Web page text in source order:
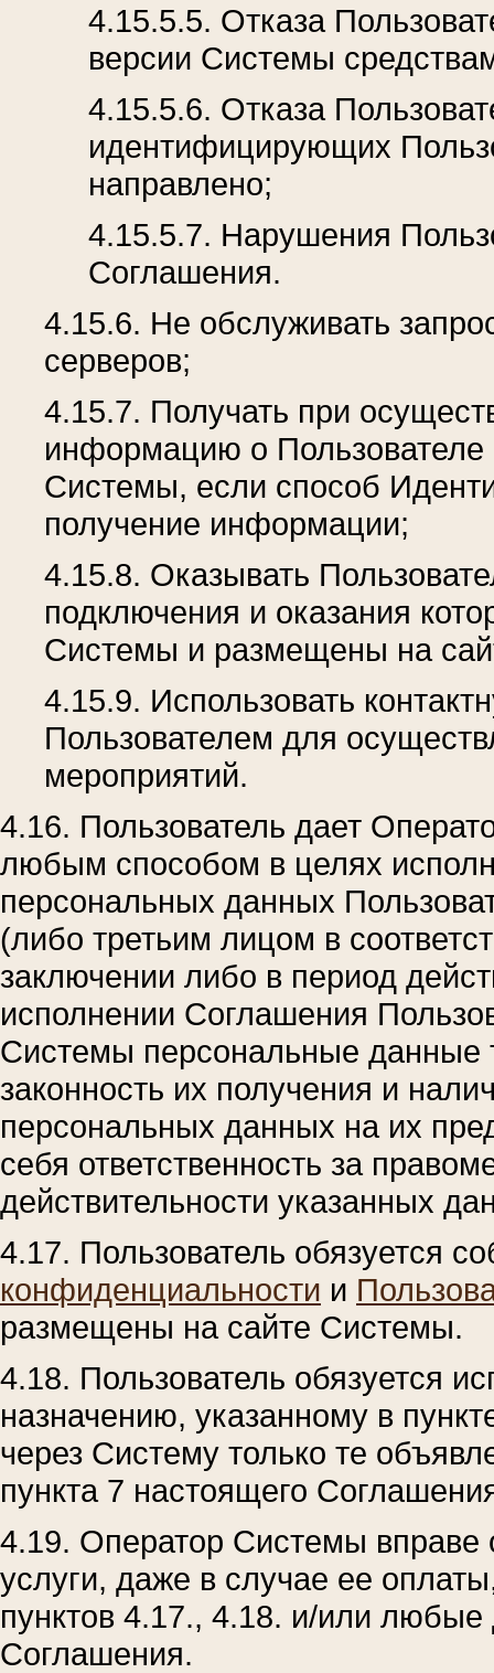
4.15.5.5. Отказа
версии Системы
4.15.5.6. Отказа
идентифицирующих
направлено;
4.15.5.7. Нарушения
Соглашения.
4.15.6. Не обслуживать
серверов;
4.15.7. Получать при
информацию о Пользователе
Системы, если способ
получение информации;
4.15.8. Оказывать
подключения и оказания
Системы и размещены на
4.15.9. Использовать
Пользователем для
мероприятий.
4.16. Пользователь дает
любым способом в целях
персональных данных
(либо третьим лицом в
заключении либо в период
исполнении Соглашения
Системы персональные данные
законность их получения и
персональных данных на их
себя ответственность за
действительности указанных
4.17. Пользователь обязуется
конфиденциальности и
размещены на сайте Системы.
4.18. Пользователь обязуется
назначению, указанному в
через Систему только те
пункта 7 настоящего
4.19. Оператор Системы вправе
услуги, даже в случае ее
пунктов 4.17., 4.18. и/или любые
Соглашения.